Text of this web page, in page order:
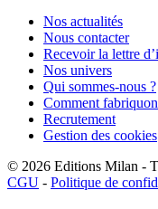
Nos actualités
Nous contacter
Recevoir la lettre
Nos univers
Qui sommes-nous ?
Comment
Recrutement
Gestion des cookies
© 2026 Editions Milan -
CGU - Politique de